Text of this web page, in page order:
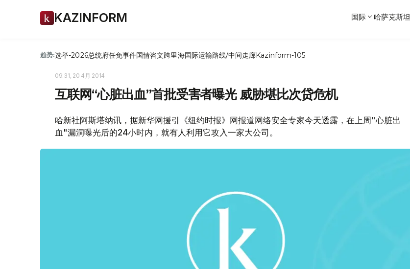
KAZINFORM 国际 哈萨克斯坦
趋势:选举-2026总统府任免事件国情咨文跨里海国际运输路线/中间走廊Kazinform-105
09:31, 20 4月 2014
互联网“心脏出血”首批受害者曝光 威胁堪比次贷危机
哈新社阿斯塔纳讯，据新华网援引《纽约时报》网报道网络安全专家今天透露，在上周"心脏出
血"漏洞曝光后的24小时内，就有人利用它攻入一家大公司。